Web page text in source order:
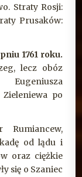
Straty Rosji:
Prusaków:
1761 roku.
lecz obóz
po
Rumiancew,
od lądu i
oraz ciężkie
się o Szaniec